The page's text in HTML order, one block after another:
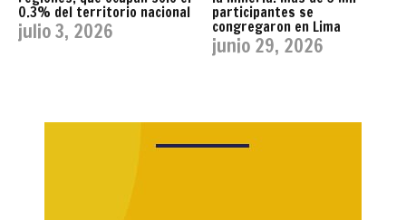
0.3% del territorio nacional
julio 3, 2026
participantes se
congregaron en Lima
junio 29, 2026